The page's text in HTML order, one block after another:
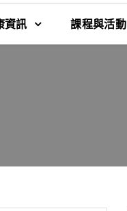
資訊 課程與活動